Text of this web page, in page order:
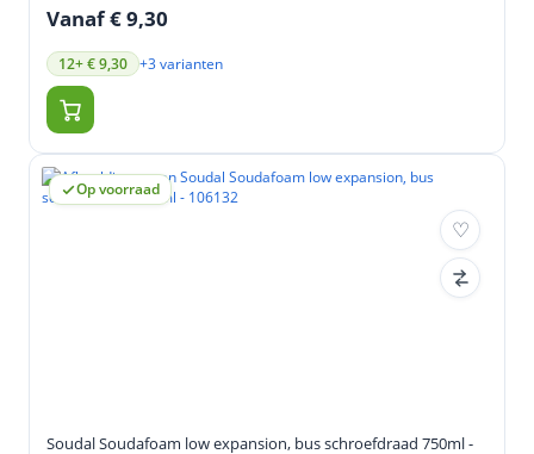
Vanaf € 9,30
12+ € 9,30 +3 varianten
Op voorraad
Soudal Soudafoam low expansion, bus schroefdraad 750ml -